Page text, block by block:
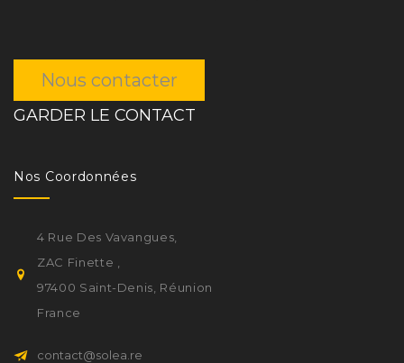
Nous contacter
GARDER LE CONTACT
Nos Coordonnées
4 Rue Des Vavangues,
ZAC Finette ,
97400 Saint-Denis, Réunion
France
contact@solea.re